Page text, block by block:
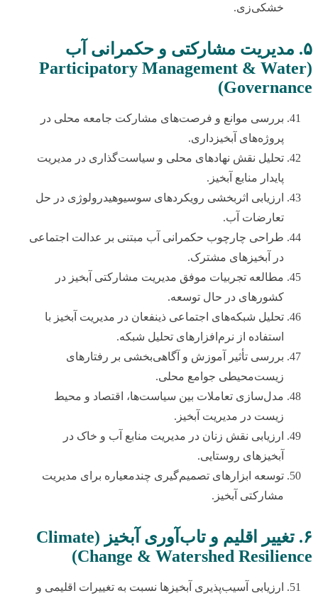
خشکی‌زی.
۵. مدیریت مشارکتی و حکمرانی آب
(Participatory Management & Water
Governance)
بررسی موانع و فرصت‌های مشارکت جامعه محلی در
پروژه‌های آبخیزداری.
تحلیل نقش نهادهای محلی و سیاست‌گذاری در مدیریت
پایدار منابع آبخیز.
ارزیابی اثربخشی رویکردهای سوسیوهیدرولوژی در حل
تعارضات آب.
طراحی چارچوب حکمرانی آب مبتنی بر عدالت اجتماعی
در آبخیزهای مشترک.
مطالعه تجربیات موفق مدیریت مشارکتی آبخیز در
کشورهای در حال توسعه.
تحلیل شبکه‌های اجتماعی ذینفعان در مدیریت آبخیز با
استفاده از نرم‌افزارهای تحلیل شبکه.
بررسی تأثیر آموزش و آگاهی‌بخشی بر رفتارهای
زیست‌محیطی جوامع محلی.
مدل‌سازی تعاملات بین سیاست‌ها، اقتصاد و محیط
زیست در مدیریت آبخیز.
ارزیابی نقش زنان در مدیریت منابع آب و خاک در
آبخیزهای روستایی.
توسعه ابزارهای تصمیم‌گیری چندمعیاره برای مدیریت
مشارکتی آبخیز.
۶. تغییر اقلیم و تاب‌آوری آبخیز (Climate
Change & Watershed Resilience)
ارزیابی آسیب‌پذیری آبخیزها نسبت به تغییرات اقلیمی و